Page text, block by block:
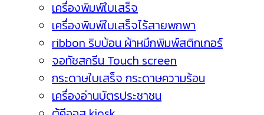
เครื่องพิมพ์ใบเสร็จ
เครื่องพิมพ์ใบเสร็จไร้สายพกพา
ribbon ริบบ้อน ผ้าหมึกพิมพ์สติกเกอร์
จอทัชสกรีน Touch screen
กระดาษใบเสร็จ กระดาษความร้อน
เครื่องอ่านบัตรประชาชน